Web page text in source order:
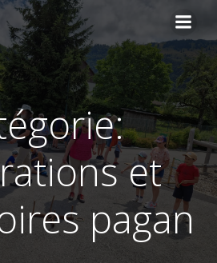
Aller
au
contenu
et
pagan